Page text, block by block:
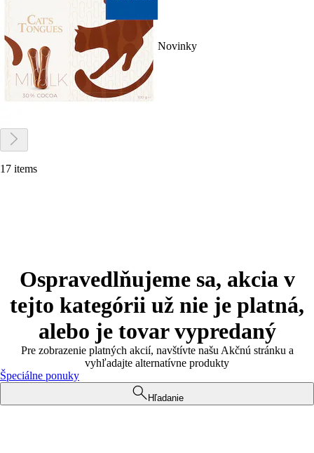
Novinky
17 items
Ospravedlňujeme sa, akcia v
tejto kategórii už nie je platná,
alebo je tovar vypredaný
Pre zobrazenie platných akcií, navštívte našu Akčnú stránku a
vyhľadajte alternatívne produkty
Špeciálne ponuky
Hľadanie